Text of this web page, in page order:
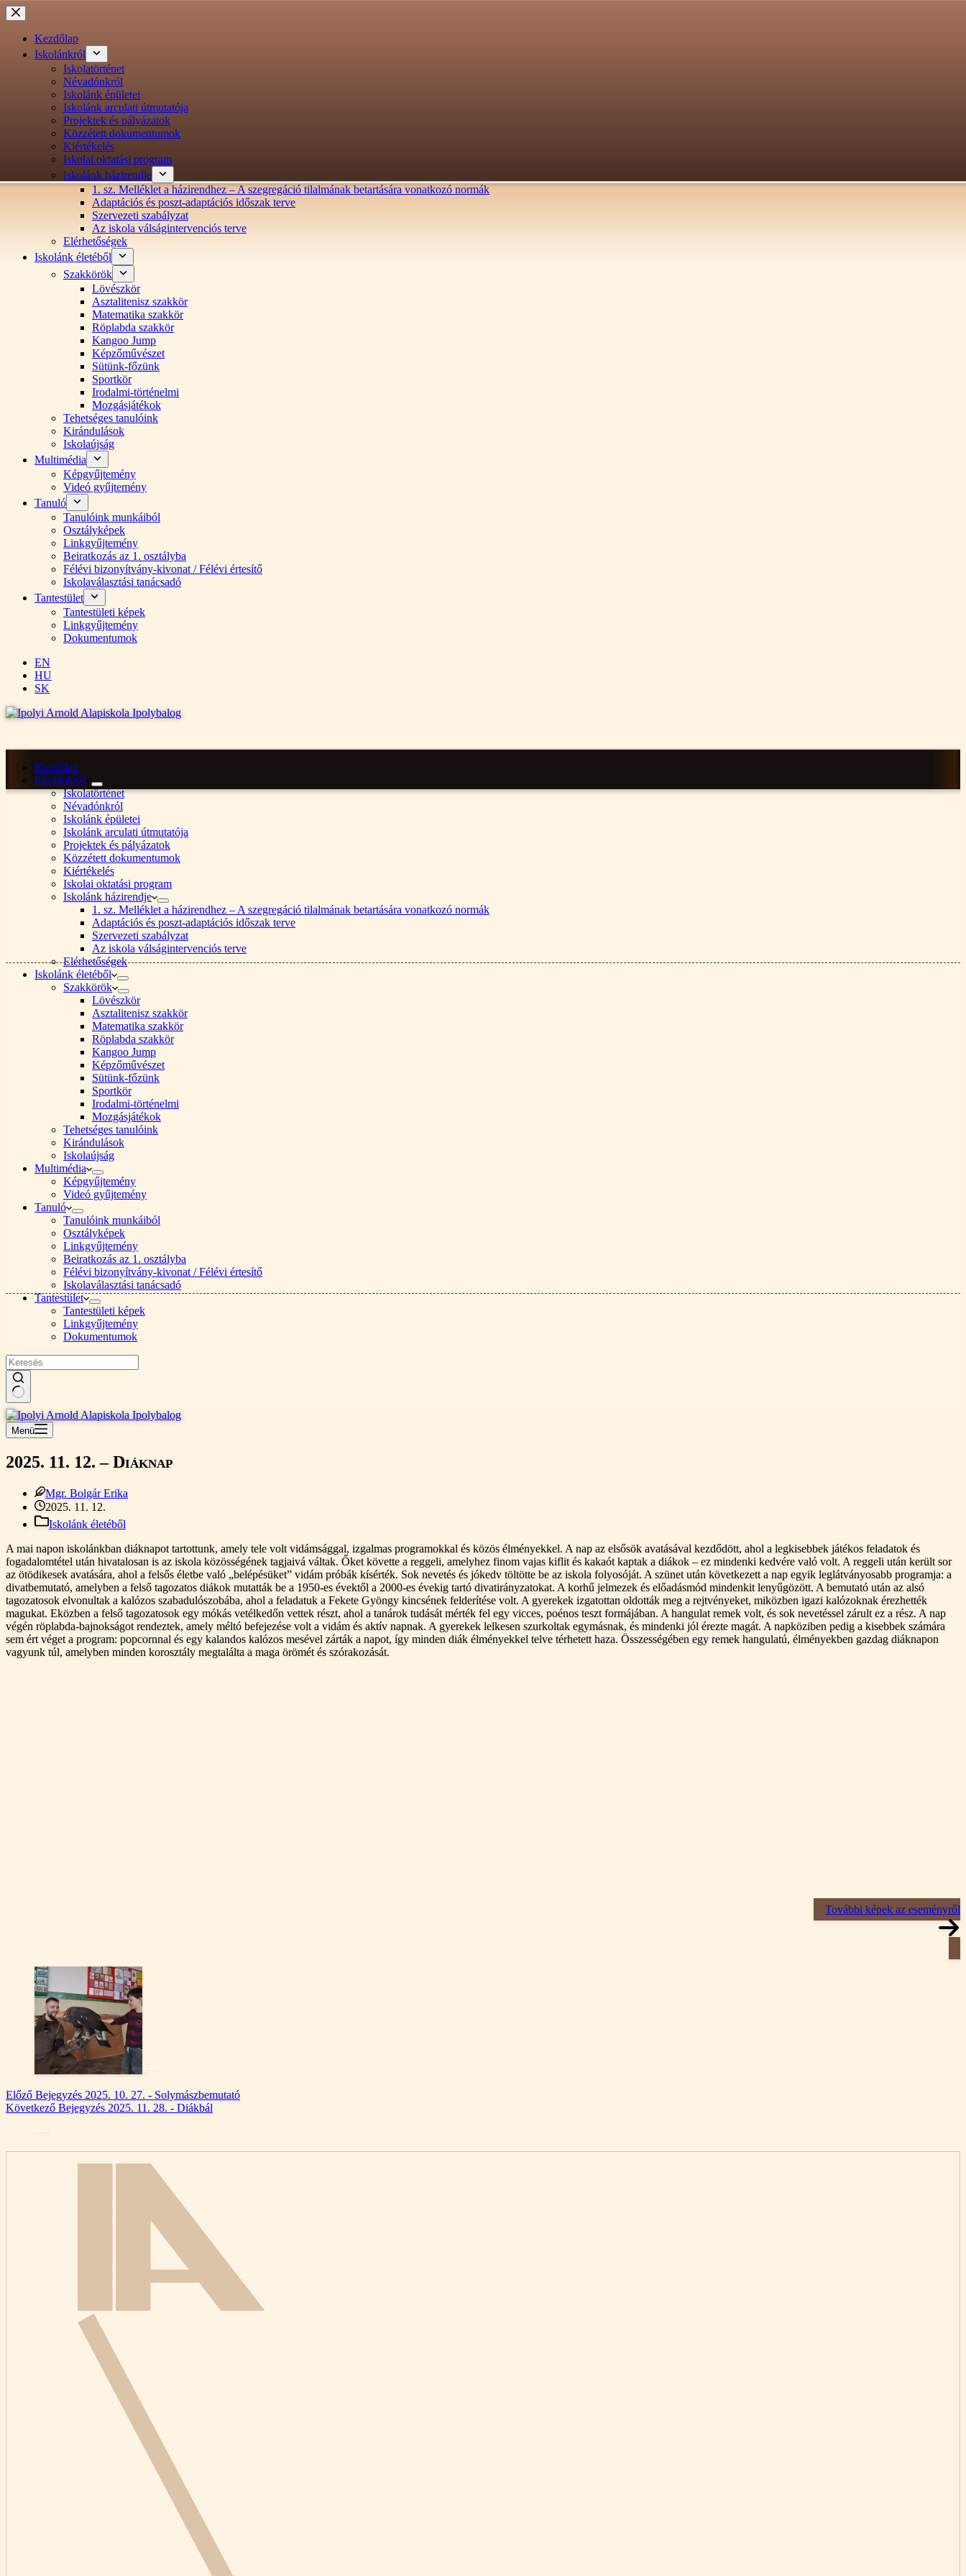
Ugrás
a
tartalomraKezdőlap
Iskolánkról
Iskolatörténet
Névadónkról
Iskolánk épületei
Iskolánk arculati útmutatója
Projektek és pályázatok
Közzétett dokumentumok
Kiértékelés
Iskolai oktatási program
Iskolánk házirendje
1. sz. Melléklet a házirendhez – A szegregáció tilalmának betartására vonatkozó normák
Adaptációs és poszt-adaptációs időszak terve
Szervezeti szabályzat
Az iskola válságintervenciós terve
Elérhetőségek
Iskolánk életéből
Szakkörök
Lövészkör
Asztalitenisz szakkör
Matematika szakkör
Röplabda szakkör
Kangoo Jump
Képzőművészet
Sütünk-főzünk
Sportkör
Irodalmi-történelmi
Mozgásjátékok
Tehetséges tanulóink
Kirándulások
Iskolaújság
Multimédia
Képgyűjtemény
Videó gyűjtemény
Tanuló
Tanulóink munkáiból
Osztályképek
Linkgyűjtemény
Beiratkozás az 1. osztályba
Félévi bizonyítvány-kivonat / Félévi értesítő
Iskolaválasztási tanácsadó
Tantestület
Tantestületi képek
Linkgyűjtemény
Dokumentumok
EN
HU
SK
Kezdőlap
Iskolánkról
Iskolatörténet
Névadónkról
Iskolánk épületei
Iskolánk arculati útmutatója
Projektek és pályázatok
Közzétett dokumentumok
Kiértékelés
Iskolai oktatási program
Iskolánk házirendje
1. sz. Melléklet a házirendhez – A szegregáció tilalmának betartására vonatkozó normák
Adaptációs és poszt-adaptációs időszak terve
Szervezeti szabályzat
Az iskola válságintervenciós terve
Elérhetőségek
Iskolánk életéből
Szakkörök
Lövészkör
Asztalitenisz szakkör
Matematika szakkör
Röplabda szakkör
Kangoo Jump
Képzőművészet
Sütünk-főzünk
Sportkör
Irodalmi-történelmi
Mozgásjátékok
Tehetséges tanulóink
Kirándulások
Iskolaújság
Multimédia
Képgyűjtemény
Videó gyűjtemény
Tanuló
Tanulóink munkáiból
Osztályképek
Linkgyűjtemény
Beiratkozás az 1. osztályba
Félévi bizonyítvány-kivonat / Félévi értesítő
Iskolaválasztási tanácsadó
Tantestület
Tantestületi képek
Linkgyűjtemény
Dokumentumok
Nincs
találat
Menü
2025. 11. 12. – Diáknap
Mgr. Bolgár Erika
2025. 11. 12.
Iskolánk életéből
A mai napon iskolánkban diáknapot tartottunk, amely tele volt vidámsággal, izgalmas programokkal és közös élményekkel. A nap az elsősök avatásával kezdődött, ahol a legkisebbek játékos feladatok és
fogadalomtétel után hivatalosan is az iskola közösségének tagjaivá váltak. Őket követte a reggeli, amelyhez finom vajas kiflit és kakaót kaptak a diákok – ez mindenki kedvére való volt. A reggeli után került sor
az ötödikesek avatására, ahol a felsős életbe való „belépésüket” vidám próbák kísérték. Sok nevetés és jókedv töltötte be az iskola folyosóját. A szünet után következett a nap egyik leglátványosabb programja: a
divatbemutató, amelyben a felső tagozatos diákok mutatták be a 1950-es évektől a 2000-es évekig tartó divatirányzatokat. A korhű jelmezek és előadásmód mindenkit lenyűgözött. A bemutató után az alsó
tagozatosok elvonultak a kalózos szabadulószobába, ahol a feladatuk a Fekete Gyöngy kincsének felderítése volt. A gyerekek izgatottan oldották meg a rejtvényeket, miközben igazi kalózoknak érezhették
magukat. Eközben a felső tagozatosok egy mókás vetélkedőn vettek részt, ahol a tanárok tudását mérték fel egy vicces, poénos teszt formájában. A hangulat remek volt, és sok nevetéssel zárult ez a rész. A nap
végén röplabda-bajnokságot rendeztek, amely méltó befejezése volt a vidám és aktív napnak. A gyerekek lelkesen szurkoltak egymásnak, és mindenki jól érezte magát. A napköziben pedig a kisebbek számára
sem ért véget a program: popcornnal és egy kalandos kalózos mesével zárták a napot, így minden diák élményekkel telve térhetett haza. Összességében egy remek hangulatú, élményekben gazdag diáknapon
vagyunk túl, amelyben minden korosztály megtalálta a maga örömét és szórakozását.
További képek az eseményről
Előző Bejegyzés 2025. 10. 27. - Solymászbemutató
Következő Bejegyzés 2025. 11. 28. - Diákbál